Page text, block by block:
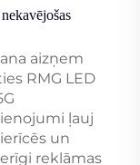
aizņem
RMG LED
ļauj
un
reklāmas